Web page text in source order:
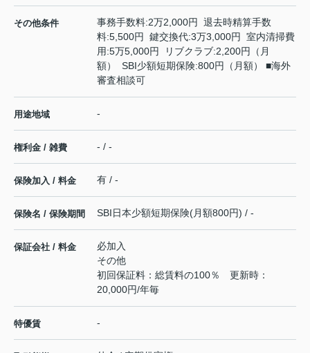
その他条件
事務手数料:2万2,000円 退去時精算手数
料:5,500円 鍵交換代:3万3,000円 室内清掃費
用:5万5,000円 リブクラブ:2,200円（月
額） SBI少額短期保険:800円（月額） ■海外
審査相談可
用途地域 -
権利金 / 雑費 - / -
保険加入 / 料金 有 / -
保険名 / 保険期間 SBI日本少額短期保険(月額800円) / -
保証会社 / 料金
必加入
その他
初回保証料：総賃料の100％ 更新時：
20,000円/年毎
特優賃 -